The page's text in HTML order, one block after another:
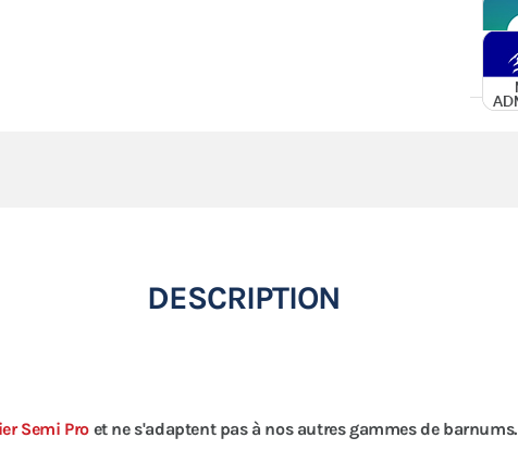
DESCRIPTION
Semi Pro et ne s'adaptent pas à nos autres gammes de barnums.